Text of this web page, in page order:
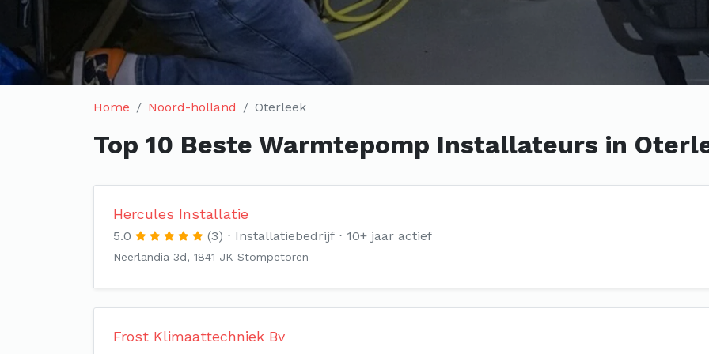
Home Noord-holland Oterleek
Top 10 Beste Warmtepomp Installateurs in
Hercules Installatie
5.0 (3) Installatiebedrijf 10+ jaar actief
Neerlandia 3d, 1841 JK Stompetoren
Frost Klimaattechniek Bv